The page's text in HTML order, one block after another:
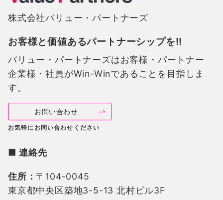
株式会社バリュー・パートナーズ
お客様と価値あるパートナーシップを!!
バリュー・パートナーズはお客様・パートナー
企業様・社員がWin-Winであることを目指しま
す。
お問い合わせ
お気軽にお問い合わせください
■ 連絡先
住所： 〒104-0045
東京都中央区築地3-5-13 北村ビル3F